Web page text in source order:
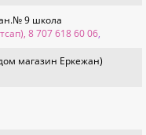
9 школа
8 707 618 60 06,
магазин Еркежан)